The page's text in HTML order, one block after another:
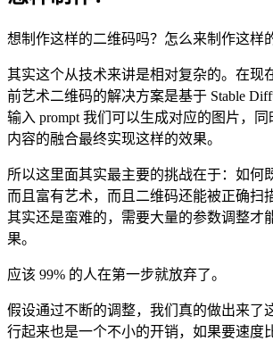
想制作这样的二维码吗？怎么来制作这样
其实这个从技术来讲是相对复杂的。在现
前艺术二维码的解决方案是基于 Stable
输入 prompt 我们可以生成对应的图片，
内容的融合最终实现这样的效果。
所以这里面其实最主要的挑战在于：如何
而且富有艺术，而且二维码还能被正确扫
其实还是蛮难的，需要大量的参数调整才
果。
应该 99% 的人在第一步就放弃了。
假设通过不断的调整，我们真的做出来了
行起来也是一个不小的开销，如果要速度